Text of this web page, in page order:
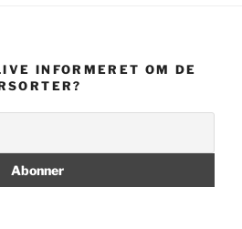
INFORMERET OM DE